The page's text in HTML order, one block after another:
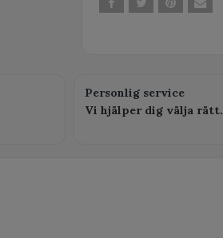
Personlig service
Vi hjälper dig välja rätt.